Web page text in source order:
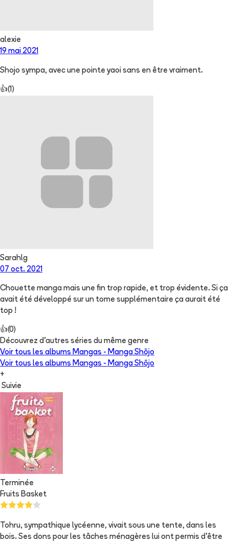
alexie
19 mai 2021
Shojo sympa, avec une pointe yaoi sans en être vraiment.
👍(1 )
Sarahlg
07 oct. 2021
Chouette manga mais une fin trop rapide, et trop évidente. Si ça
avait été développé sur un tome supplémentaire ça aurait été
top !
👍(0)
Découvrez d'autres séries du même genre
Voir tous les albums Mangas - Manga Shōjo
Voir tous les albums Mangas - Manga Shōjo
+
Suivie
Terminée
Fruits Basket
Tohru, sympathique lycéenne, vivait sous une tente, dans les
bois. Ses dons pour les tâches ménagères lui ont permis d'être